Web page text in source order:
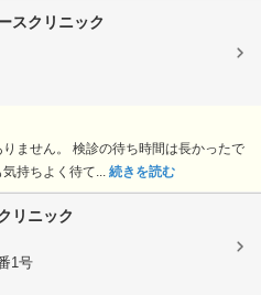
スクリニック
ません。 検診の待ち時間は長かったで
持ちよく待て... 続きを読む
リニック
1号